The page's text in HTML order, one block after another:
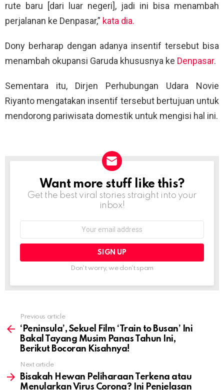
rute baru [dari luar negeri], jadi ini bisa menambah
perjalanan ke Denpasar,” kata dia.
Dony berharap dengan adanya insentif tersebut bisa
menambah okupansi Garuda khususnya ke Denpasar.
Sementara itu, Dirjen Perhubungan Udara Novie
Riyanto mengatakan insentif tersebut bertujuan untuk
mendorong pariwisata domestik untuk mengisi hal ini.
NEWSLETTER
Want more stuff like this?
Get the best viral stories straight into your
inbox!
Don't worry, we don't spam
more
Previous article
‘Peninsula’, Sekuel Film ‘Train to Busan’ Ini
Bakal Tayang Musim Panas Tahun Ini,
Berikut Bocoran Kisahnya!
Next article
Bisakah Hewan Peliharaan Terkena atau
Menularkan Virus Corona? Ini Penjelasan